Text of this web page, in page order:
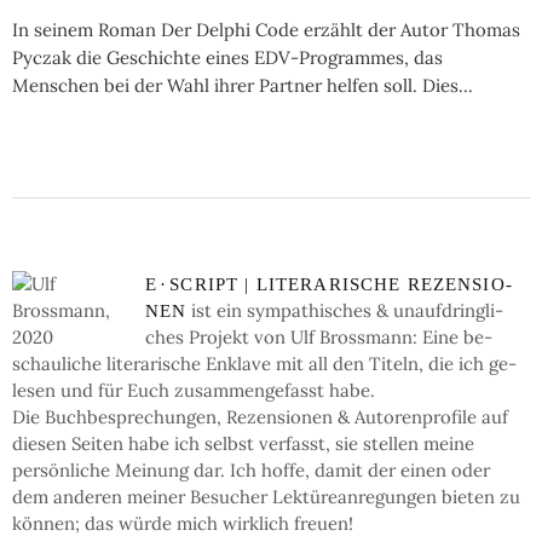
In seinem Roman Der Delphi Code erzählt der Autor Thomas
Pyczak die Geschichte eines EDV-Pro­gram­mes, das
Menschen bei der Wahl ihrer Partner helfen soll. Dies...
E · SCRIPT | LI­TE­RA­RI­SCHE RE­ZEN­SIO­
NEN ist ein sym­pa­thi­sches & un­auf­dring­li­
ches Pro­jekt von Ulf Bross­mann: Eine be­
schau­li­che li­te­ra­ri­sche En­kla­ve mit all den Ti­teln, die ich ge­
le­sen und für Euch zu­sam­men­ge­fasst habe.
Die Buch­be­spre­chun­gen, Re­zen­sio­nen & Auto­ren­pro­fi­le auf
die­sen Sei­ten ha­be ich selbst ver­fasst, sie stel­len mei­ne
persön­li­che Mei­nung dar. Ich hof­fe, da­mit der einen oder
dem an­de­ren mei­ner Be­su­cher Lek­türe­an­re­gun­gen bie­ten zu
kön­nen; das wür­de mich wirk­lich freu­en!